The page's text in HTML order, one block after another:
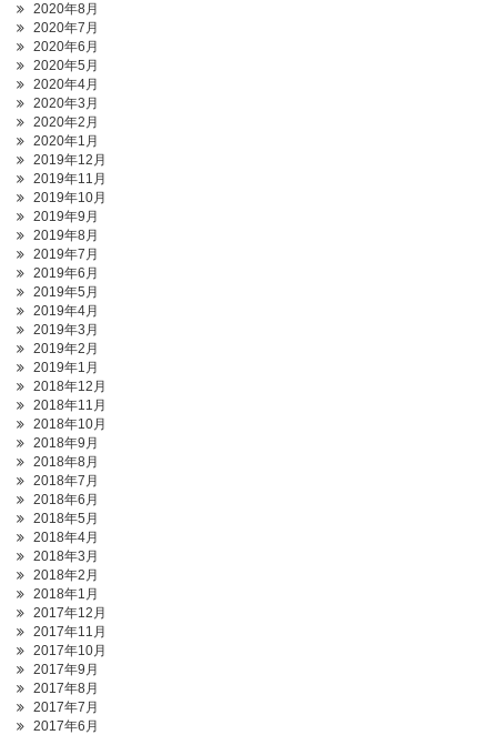
2020年8月
2020年7月
2020年6月
2020年5月
2020年4月
2020年3月
2020年2月
2020年1月
2019年12月
2019年11月
2019年10月
2019年9月
2019年8月
2019年7月
2019年6月
2019年5月
2019年4月
2019年3月
2019年2月
2019年1月
2018年12月
2018年11月
2018年10月
2018年9月
2018年8月
2018年7月
2018年6月
2018年5月
2018年4月
2018年3月
2018年2月
2018年1月
2017年12月
2017年11月
2017年10月
2017年9月
2017年8月
2017年7月
2017年6月